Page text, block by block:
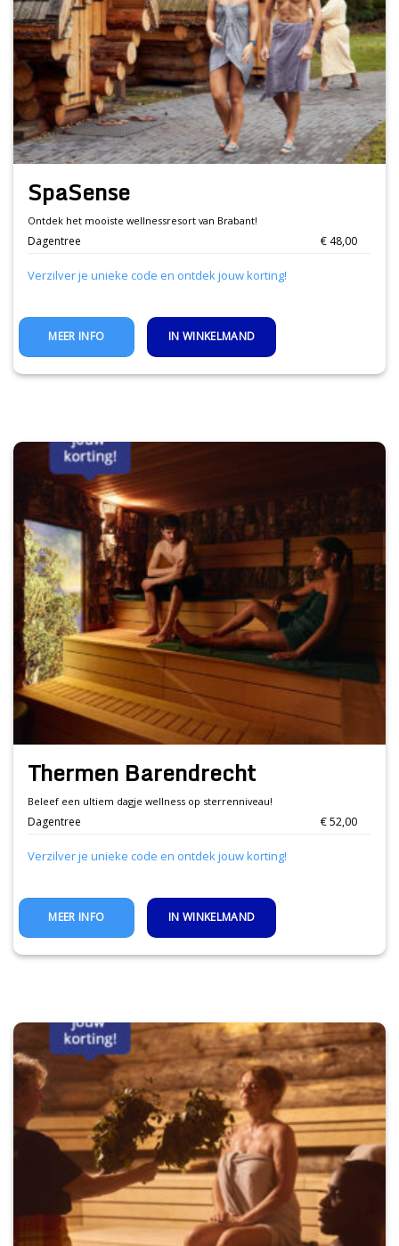
SpaSense
Ontdek het mooiste wellnessresort van Brabant!
Dagentree € 48,00
Verzilver je unieke code en ontdek jouw korting!
IN WINKELMAND
MEER INFO
Thermen Barendrecht
Beleef een ultiem dagje wellness op sterrenniveau!
Dagentree € 52,00
Verzilver je unieke code en ontdek jouw korting!
IN WINKELMAND
MEER INFO